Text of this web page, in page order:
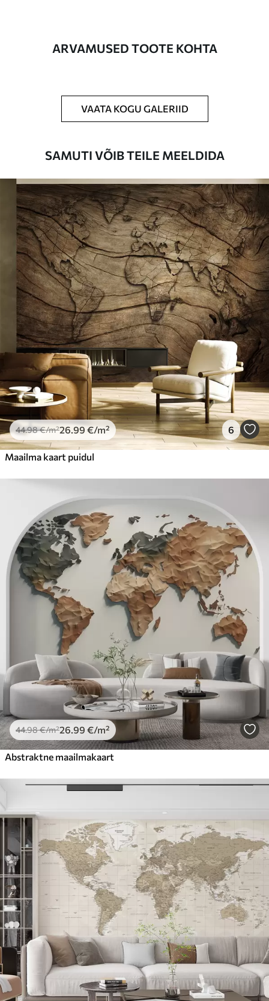
käsnaga. Lakkviimistlusega tapeedid
Saadaolevad materjalid
Standard
44.9826.99€/m²
Premium
56.6734.00€ /m²
Premium vinüül
65.0039.00€/m²
Peel and Stick
81.6749.00 €/m²
ARVAMUSED TOOTE KOHTA
VAATA KOGU GALERIID
SAMUTI VÕIB TEILE MEELDIDA
44.98€/m²26.99 €/m² 6
Maailma kaart puidul
44.98€/m²26.99 €/m²
Abstraktne maailmakaart